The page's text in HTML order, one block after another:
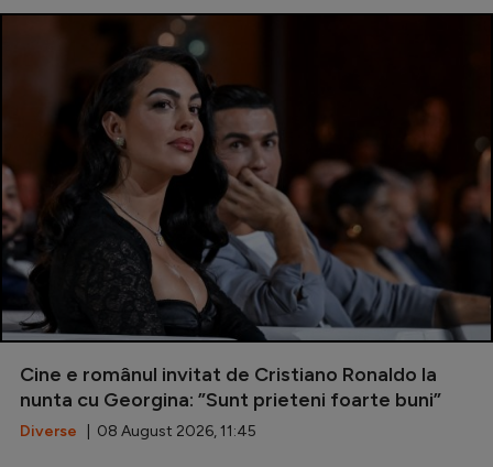
Cine e românul invitat de Cristiano Ronaldo la
nunta cu Georgina: ”Sunt prieteni foarte buni”
Diverse | 08 August 2026, 11:45